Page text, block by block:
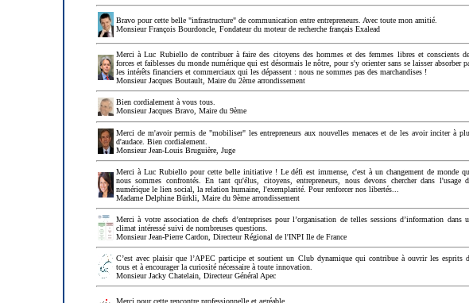
Bravo pour cette belle "infrastructure" de communication entre entrepreneurs. Avec toute mon amitié.
Monsieur François Bourdoncle, Fondateur du moteur de recherche français Exalead
Merci à Luc Rubiello de contribuer à faire des citoyens des hommes et des femmes libres et conscients
forces et faiblesses du monde numérique qui est désormais le nôtre, pour s'y orienter sans se laisser absorber
les intérêts financiers et commerciaux qui les dépassent : nous ne sommes pas des marchandises !
Monsieur Jacques Boutault, Maire du 2ème arrondissement
Bien cordialement à vous tous.
Monsieur Jacques Bravo, Maire du 9ème
Merci de m'avoir permis de "mobiliser" les entrepreneurs aux nouvelles menaces et de les avoir inciter à
d'audace. Bien cordialement.
Monsieur Jean-Louis Bruguière, Juge
Merci à Luc Rubiello pour cette belle initiative ! Le défi est immense, c'est à un changement de monde
nous sommes confrontés. En tant qu'élus, citoyens, entrepreneurs, nous devons chercher dans l'usage
numérique le lien social, la relation humaine, l'exemplarité. Pour renforcer nos libertés...
Madame Delphine Bürkli, Maire du 9ème arrondissement
Merci à votre association de chefs d’entreprises pour l’organisation de telles sessions d’information dans
climat intéressé suivi de nombreuses questions.
Monsieur Jean-Pierre Cardon, Directeur Régional de l'INPI Ile de France
C’est avec plaisir que l’APEC participe et soutient un Club dynamique qui contribue à ouvrir les esprits
tous et à encourager la curiosité nécessaire à toute innovation.
Monsieur Jacky Chatelain, Directeur Général Apec
Merci pour cette rencontre professionnelle et agréable.